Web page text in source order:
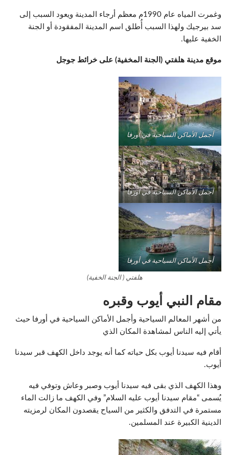
وغمرت المياه عام 1990م معظم أرجاء المدينة ويعود السبب إلى
سد بيرجيك ولهذا السبب أُطلق اسم المدينة المفقودة أو الجنة
الخفية عليها.
موقع مدينة هلفتي (الجنة المخفية) على خرائط جوجل
أجمل الأماكن السياحية في أورفا
أجمل الأماكن السياحية في أورفا
أجمل الأماكن السياحية في أورفا
هلفتي ( الجنة الخفية)
مقام النبي أيوب وقبره
من أشهر المعالم السياحية وأجمل الأماكن السياحية في أورفا حيث
يأتي إليه الناس لمشاهدة المكان الذي
أقام فيه سيدنا أيوب بكل حياته كما أنه يوجد داخل الكهف قبر سيدنا
أيوب.
وهذا الكهف الذي بقى فيه سيدنا أيوب وصبر وعاش وتوفي فيه
يُسمى “مقام سيدنا أيوب عليه السلام” وفي الكهف ما زالت الماء
مستمرة في التدفق والكثير من السياح يقصدون المكان لرمزيته
الدينية الكبيرة عند المسلمين.